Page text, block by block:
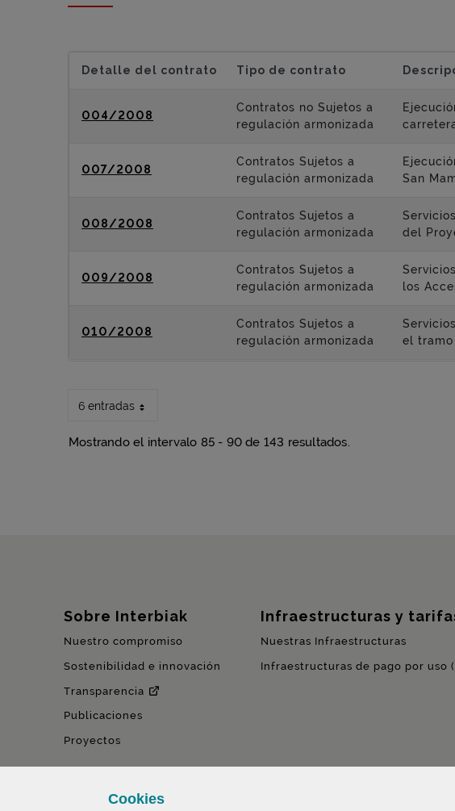
Detalle del contrato Tipo de contrato
004/2008
Contratos no Sujetos a
regulación armonizada
007/2008
Contratos Sujetos a
regulación armonizada
San
008/2008
Contratos Sujetos a
regulación armonizada
del
009/2008
Contratos Sujetos a
regulación armonizada
los
010/2008
Contratos Sujetos a
regulación armonizada
el tramo
6 entradas
Mostrando el intervalo 85 - 90 de 143 resultados.
Mapa del sitio
Sobre Interbiak
Nuestro compromiso
Sostenibilidad e innovación
Transparencia
Publicaciones
Proyectos
Infraestructuras y
Nuestras Infraestructuras
Infraestructuras de pago por uso (
Cookies